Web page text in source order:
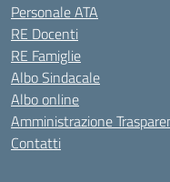
Personale ATA
RE Docenti
RE Famiglie
Albo Sindacale
Albo online
Amministrazione
Contatti